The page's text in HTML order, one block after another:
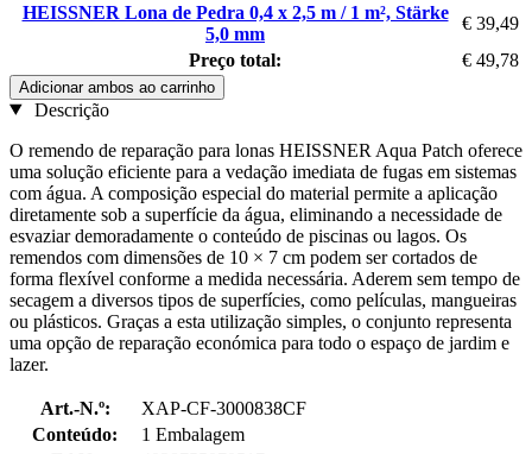
HEISSNER Lona de Pedra 0,4 x 2,5 m / 1 m², Stärke
5,0 mm
€ 39,49
Preço total:
€ 49,78
Adicionar ambos ao carrinho
Descrição
O remendo de reparação para lonas HEISSNER Aqua Patch oferece
uma solução eficiente para a vedação imediata de fugas em sistemas
com água. A composição especial do material permite a aplicação
diretamente sob a superfície da água, eliminando a necessidade de
esvaziar demoradamente o conteúdo de piscinas ou lagos. Os
remendos com dimensões de 10 × 7 cm podem ser cortados de
forma flexível conforme a medida necessária. Aderem sem tempo de
secagem a diversos tipos de superfícies, como películas, mangueiras
ou plásticos. Graças a esta utilização simples, o conjunto representa
uma opção de reparação económica para todo o espaço de jardim e
lazer.
Art.-N.º:
XAP-CF-3000838CF
Conteúdo:
1 Embalagem